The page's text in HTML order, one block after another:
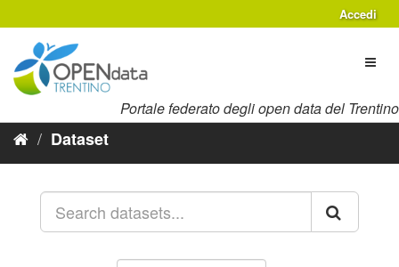
al
contenuto
Accedi
Portale federato degli open data del Trentino
Dataset